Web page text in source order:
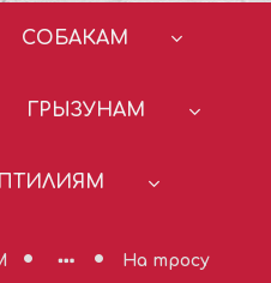
СОБАКАМ
ГРЫЗУНАМ
На тросу